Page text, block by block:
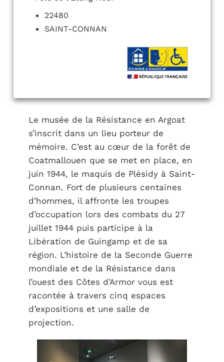
22480
SAINT-CONNAN
Le musée de la Résistance en Argoat
s’inscrit dans un lieu porteur de
mémoire. C’est au cœur de la forêt de
Coatmallouen que se met en place, en
juin 1944, le maquis de Plésidy à Saint-
Connan. Fort de plusieurs centaines
d’hommes, il affronte les troupes
d’occupation lors des combats du 27
juillet 1944 puis participe à la
Libération de Guingamp et de sa
région. L’histoire de la Seconde Guerre
mondiale et de la Résistance dans
l’ouest des Côtes d’Armor vous est
racontée à travers cinq espaces
d’expositions et une salle de
projection.